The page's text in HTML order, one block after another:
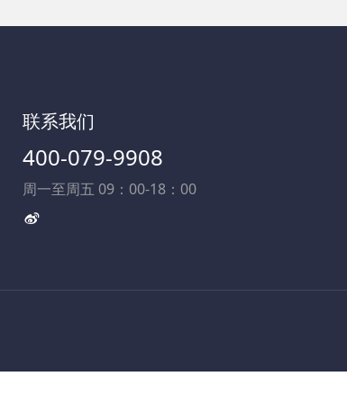
联系我们
400-079-9908
周一至周五 09：00-18：00